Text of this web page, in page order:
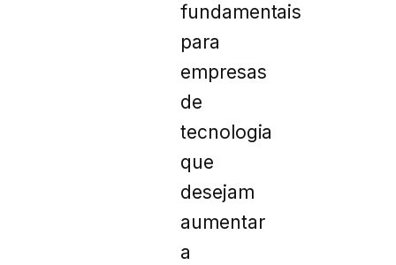
fundamentais
para
empresas
de
tecnologia
que
desejam
aumentar
a